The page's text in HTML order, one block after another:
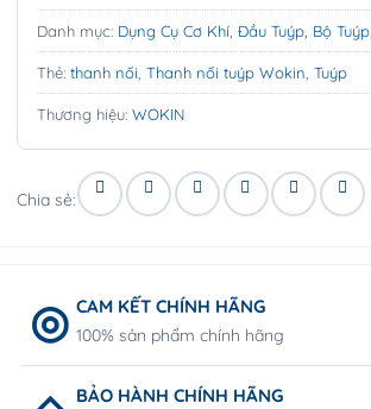
Danh mục: Dụng Cụ Cơ Khí Đầu Tuýp, Bộ Tuýp
Thẻ: thanh nối Thanh nối tuýp Wokin Tuýp
Thương hiệu: WOKIN
Chia sẻ:
CAM KẾT CHÍNH HÃNG
100% sản phẩm chính hãng
BẢO HÀNH CHÍNH HÃNG